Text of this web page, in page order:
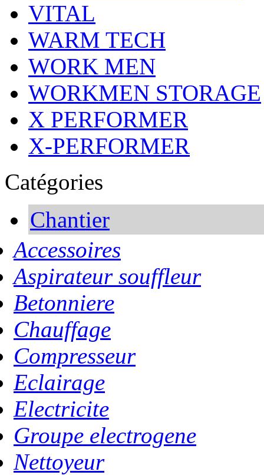
VITAL
WARM TECH
WORK MEN
WORKMEN STORAGE
X PERFORMER
X-PERFORMER
Catégories
Chantier
Accessoires
Aspirateur souffleur
Betonniere
Chauffage
Compresseur
Eclairage
Electricite
Groupe electrogene
Nettoyeur